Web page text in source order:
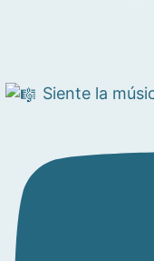
Siente la